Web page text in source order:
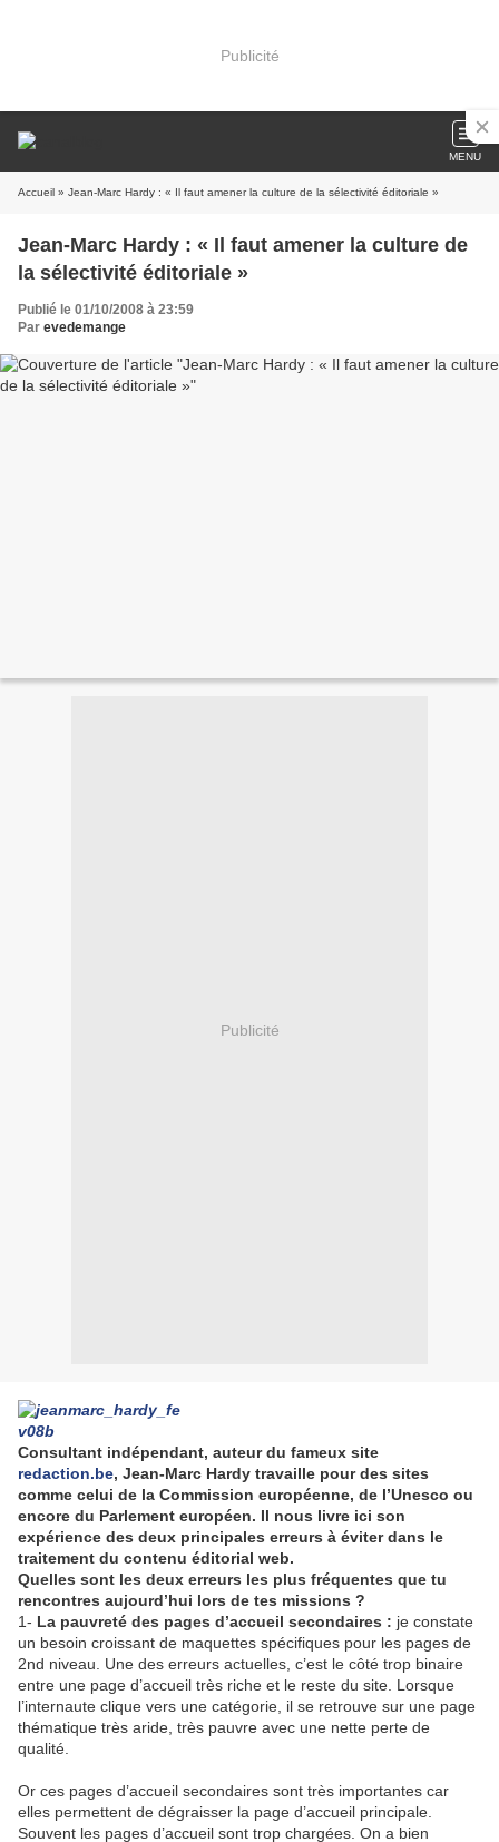
Publicité
MENU
Accueil » Jean-Marc Hardy : « Il faut amener la culture de la sélectivité éditoriale »
Jean-Marc Hardy : « Il faut amener la culture de
la sélectivité éditoriale »
Publié le 01/10/2008 à 23:59
Par evedemange
Publicité
Consultant indépendant, auteur du fameux site
redaction.be, Jean-Marc Hardy travaille pour des sites
comme celui de la Commission européenne, de l’Unesco ou
encore du Parlement européen. Il nous livre ici son
expérience des deux principales erreurs à éviter dans le
traitement du contenu éditorial web.
Quelles sont les deux erreurs les plus fréquentes que tu
rencontres aujourd’hui lors de tes missions ?
1- La pauvreté des pages d’accueil secondaires : je constate
un besoin croissant de maquettes spécifiques pour les pages de
2nd niveau. Une des erreurs actuelles, c’est le côté trop binaire
entre une page d’accueil très riche et le reste du site. Lorsque
l’internaute clique vers une catégorie, il se retrouve sur une page
thématique très aride, très pauvre avec une nette perte de
qualité.
Or ces pages d’accueil secondaires sont très importantes car
elles permettent de dégraisser la page d’accueil principale.
Souvent les pages d’accueil sont trop chargées. On a bien